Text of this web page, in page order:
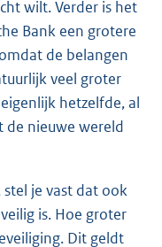
wilt. Verder is het
Bank een grotere
de belangen
veel groter
hetzelfde, al
de nieuwe wereld
je vast dat ook
is. Hoe groter
Dit geldt